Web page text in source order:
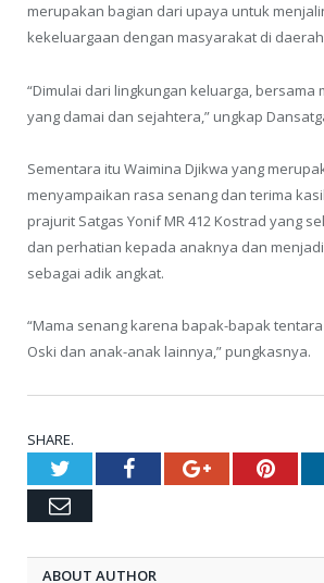
merupakan bagian dari upaya untuk
kekeluargaan dengan masyarakat di
“Dimulai dari lingkungan keluarga, bersama
yang damai dan sejahtera,” ungkap
Sementara itu Waimina Djikwa yang
menyampaikan rasa senang dan terima
prajurit Satgas Yonif MR 412 Kostrad yang
dan perhatian kepada anaknya dan
sebagai adik angkat.
“Mama senang karena bapak-bapak
Oski dan anak-anak lainnya,” pungkasnya.
SHARE.
TwitterFacebookGoogle+
Email
ABOUT AUTHOR